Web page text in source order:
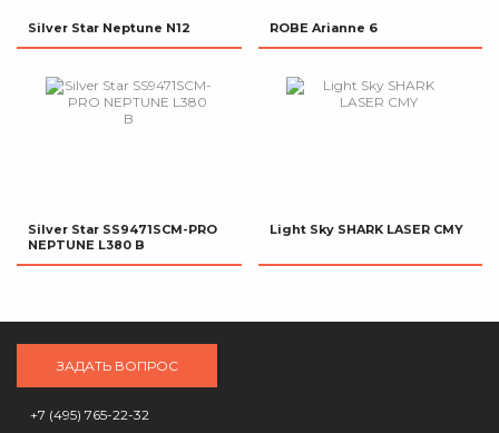
Silver Star Neptune N12 ROBE Arianne 6
Silver Star SS9471SCM-PRO
NEPTUNE L380 B
Light Sky SHARK LASER CMY
ЗАДАТЬ ВОПРОС
+7 (495) 765-22-32